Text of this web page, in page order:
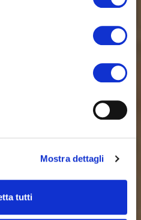
Mostra dettagli
tutti